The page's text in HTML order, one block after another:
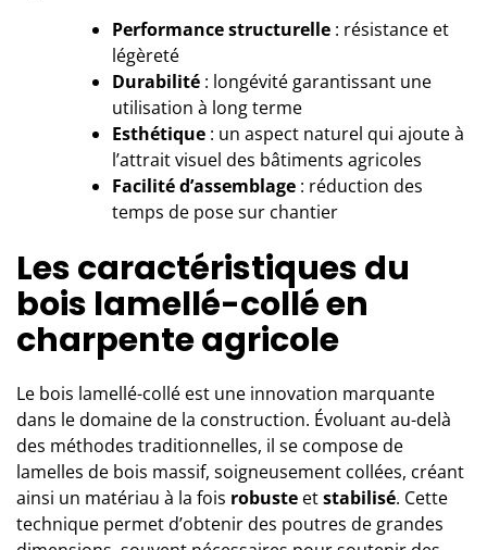
Performance structurelle : résistance et
légèreté
Durabilité : longévité garantissant une
utilisation à long terme
Esthétique : un aspect naturel qui ajoute à
l’attrait visuel des bâtiments agricoles
Facilité d’assemblage : réduction des
temps de pose sur chantier
Les caractéristiques du
bois lamellé-collé en
charpente agricole
Le bois lamellé-collé est une innovation marquante
dans le domaine de la construction. Évoluant au-delà
des méthodes traditionnelles, il se compose de
lamelles de bois massif, soigneusement collées, créant
ainsi un matériau à la fois robuste etstabilisé. Cette
technique permet d’obtenir des poutres de grandes